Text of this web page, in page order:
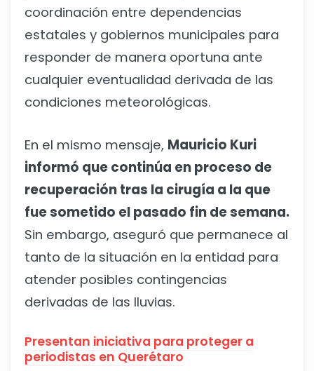
coordinación entre dependencias
estatales y gobiernos municipales para
responder de manera oportuna ante
cualquier eventualidad derivada de las
condiciones meteorológicas.
En el mismo mensaje, Mauricio Kuri
informó que continúa en proceso de
recuperación tras la cirugía a la que
fue sometido el pasado fin de semana.
Sin embargo, aseguró que permanece al
tanto de la situación en la entidad para
atender posibles contingencias
derivadas de las lluvias.
Presentan iniciativa para proteger a
periodistas en Querétaro